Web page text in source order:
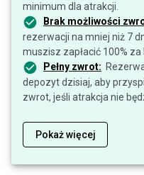
minimum dla atrakcji.
Brak możliwości
rezerwacji na mniej niż 7
muszisz zapłacić 100% za
Pełny zwrot:
depozyt dzisiaj, aby
zwrot, jeśli atrakcja nie
Pokaż więcej